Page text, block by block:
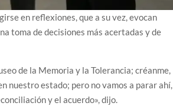
en reflexiones, que a su vez, evocan
toma de decisiones más acertadas y de
de la Memoria y la Tolerancia; créanme,
nuestro estado; pero no vamos a parar ahí,
y el acuerdo», dijo.